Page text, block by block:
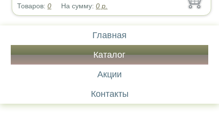
Товаров:0 На сумму:0 р.
Главная
Каталог
Акции
Контакты